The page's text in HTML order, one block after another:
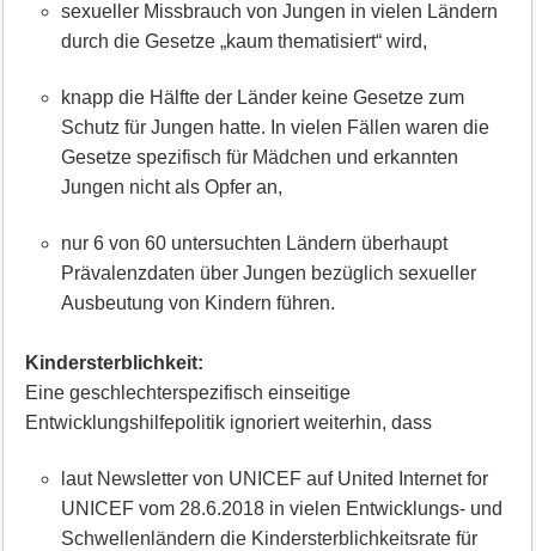
sexueller Missbrauch von Jungen in vielen Ländern
durch die Gesetze „kaum thematisiert“ wird,
knapp die Hälfte der Länder keine Gesetze zum
Schutz für Jungen hatte. In vielen Fällen waren die
Gesetze spezifisch für Mädchen und erkannten
Jungen nicht als Opfer an,
nur 6 von 60 untersuchten Ländern überhaupt
Prävalenzdaten über Jungen bezüglich sexueller
Ausbeutung von Kindern führen.
Kindersterblichkeit:
Eine geschlechterspezifisch einseitige
Entwicklungshilfepolitik ignoriert weiterhin, dass
laut Newsletter von UNICEF auf United Internet for
UNICEF vom 28.6.2018 in vielen Entwicklungs- und
Schwellenländern die Kindersterblichkeitsrate für